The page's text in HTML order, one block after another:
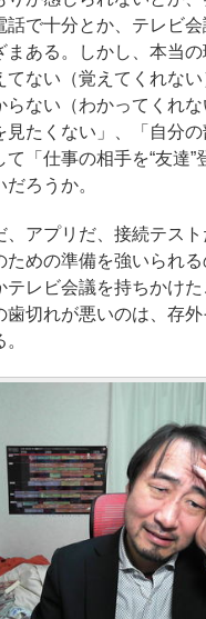
話で十分とか、テレビ
まある。しかし、本当
てない（覚えてくれな
らない（わかってくれ
見たくない」、「自分の
「仕事の相手を“友達”
ろうか。
アプリだ、接続テスト
ための準備を強いられ
テレビ会議を持ちかけ
歯切れが悪いのは、存